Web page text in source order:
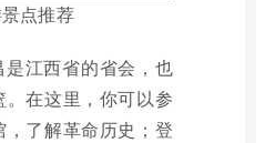
点推荐
是江西省的省会，也
在这里，你可以参
了解革命历史；登